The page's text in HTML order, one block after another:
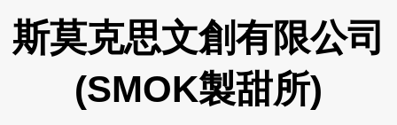
斯莫克思文創有限公司
(SMOK製甜所)